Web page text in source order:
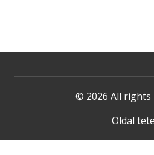
© 2026 All rights
Oldal